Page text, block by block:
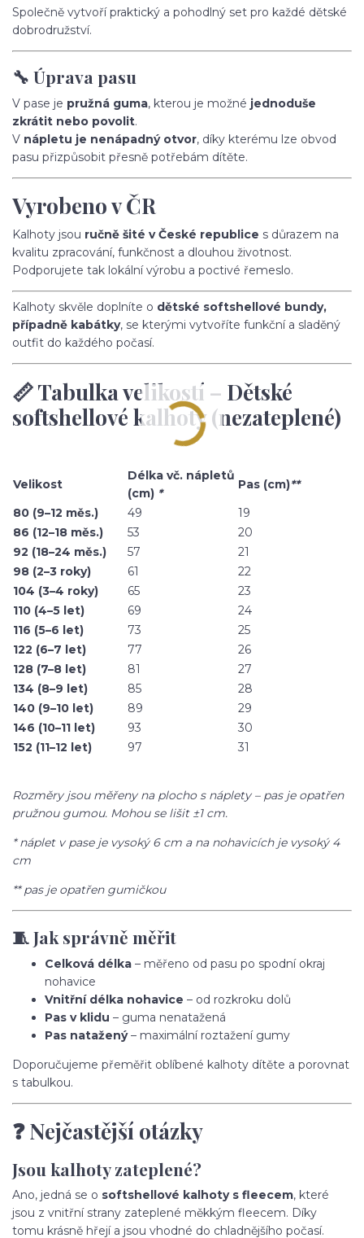
Společně vytvoří praktický a pohodlný set pro každé dětské
dobrodružství.
🔧 Úprava pasu
V pase je pružná guma, kterou je možné jednoduše
zkrátit nebo povolit.
V nápletu je nenápadný otvor, díky kterému lze obvod
pasu přizpůsobit přesně potřebám dítěte.
Vyrobeno v ČR
Kalhoty jsou ručně šité v České republice s důrazem na
kvalitu zpracování, funkčnost a dlouhou životnost.
Podporujete tak lokální výrobu a poctivé řemeslo.
Kalhoty skvěle doplníte o dětské softshellové bundy,
případně kabátky, se kterými vytvoříte funkční a sladěný
outfit do každého počasí.
📏 Tabulka velikostí – Dětské
softshellové kalhoty (nezateplené)
Velikost
Délka vč. nápletů
(cm) *
Pas (cm)**
80 (9–12 měs.)
49
19
86 (12–18 měs.)
53
20
92 (18–24 měs.)
57
21
98 (2–3 roky)
61
22
104 (3–4 roky)
65
23
110 (4–5 let)
69
24
116 (5–6 let)
73
25
122 (6–7 let)
77
26
128 (7–8 let)
81
27
134 (8–9 let)
85
28
140 (9–10 let)
89
29
146 (10–11 let)
93
30
152 (11–12 let)
97 31
Rozměry jsou měřeny na plocho s náplety – pas je opatřen
pružnou gumou. Mohou se lišit ±1 cm.
* náplet v pase je vysoký 6 cm a na nohavicích je vysoký 4
cm
** pas je opatřen gumičkou
🧵 Jak správně měřit
Celková délka – měřeno od pasu po spodní okraj
nohavice
Vnitřní délka nohavice – od rozkroku dolů
Pas v klidu – guma nenatažená
Pas natažený– maximální roztažení gumy
Doporučujeme přeměřit oblíbené kalhoty dítěte a porovnat
s tabulkou.
❓ Nejčastější otázky
Jsou kalhoty zateplené?
Ano, jedná se o softshellové kalhoty s fleecem, které
jsou z vnitřní strany zateplené měkkým fleecem. Díky
tomu krásně hřejí a jsou vhodné do chladnějšího počasí.